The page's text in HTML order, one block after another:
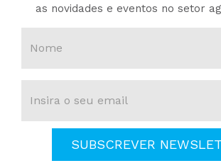
as novidades e eventos no setor
SUBSCREVER